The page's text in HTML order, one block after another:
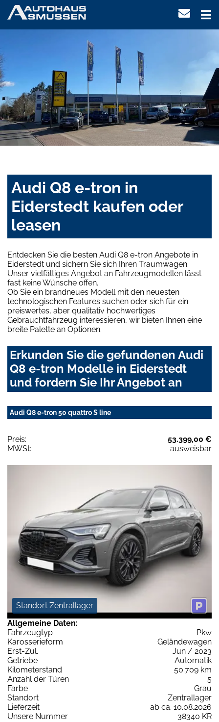
Audi Q8 e-tron in
Eiderstedt kaufen oder
leasen
Entdecken Sie die besten Audi Q8 e-tron Angebote in
Eiderstedt und sichern Sie sich Ihren Traumwagen.
Unser vielfältiges Angebot an Fahrzeugmodellen lässt
fast keine Wünsche offen.
Ob Sie ein brandneues Modell mit den neuesten
technologischen Features suchen oder sich für ein
preiswertes, aber qualitativ hochwertiges
Gebrauchtfahrzeug interessieren, wir bieten Ihnen eine
breite Palette an Optionen.
Erkunden Sie die gefundenen Audi
Q8 e-tron Modelle in Eiderstedt
und fordern Sie Ihr Angebot an
Audi Q8 e-tron 50 quattro S line
Preis:
53.399,00 €
MWSt:
ausweisbar
Standort Zentrallager
Allgemeine Daten:
Fahrzeugtyp
Pkw
Karosserieform
Geländewagen
Erst-Zul.
Jun / 2023
Getriebe
Automatik
Kilometerstand
50.709 km
Anzahl der Türen
5
Farbe
Grau
Standort
Zentrallager
Lieferzeit
ab ca. 10.08.2026
Unsere Nummer
38340 KR